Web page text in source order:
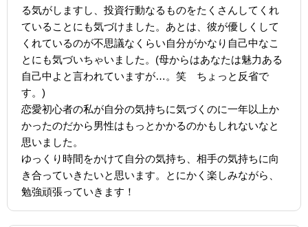
る気がしますし、投資行動なるものをたくさんしてくれ
ていることにも気づけました。あとは、彼が優しくして
くれているのが不思議なくらい自分がかなり自己中なこ
とにも気づいちゃいました。(母からはあなたは魅力ある
自己中よと言われていますが…。笑 ちょっと反省で
す。)
恋愛初心者の私が自分の気持ちに気づくのに一年以上か
かったのだから男性はもっとかかるのかもしれないなと
思いました。
ゆっくり時間をかけて自分の気持ち、相手の気持ちに向
き合っていきたいと思います。とにかく楽しみながら、
勉強頑張っていきます！